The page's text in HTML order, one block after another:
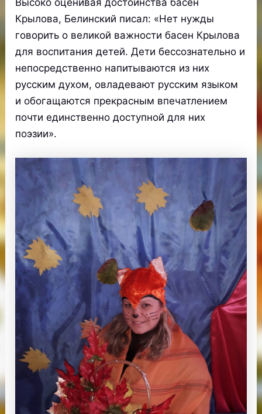
Крылова, Белинский писал: «Нет нужды
говорить о великой важности басен Крылова
для воспитания детей. Дети бессознательно и
непосредственно напитываются из них
русским духом, овладевают русским языком
и обогащаются прекрасным впечатлением
почти единственно доступной для них
поэзии».